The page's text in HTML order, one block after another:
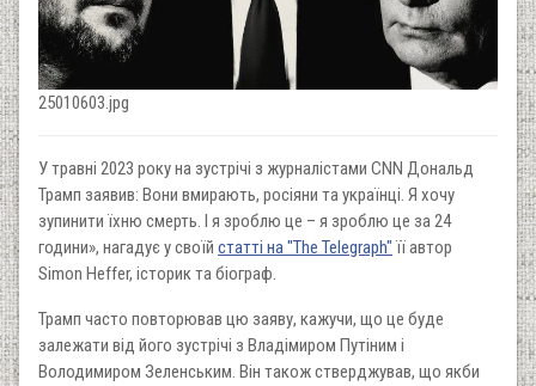
25010603.jpg
У травні 2023 року на зустрічі з журналістами CNN Дональд
Трамп заявив: Вони вмирають, росіяни та українці. Я хочу
зупинити їхню смерть. І я зроблю це – я зроблю це за 24
години», нагадує у своїй статті на "The Telegraph" її автор
Simon Heffer, історик та біограф.
Трамп часто повторював цю заяву, кажучи, що це буде
залежати від його зустрічі з Владімиром Путіним і
Володимиром Зеленським. Він також стверджував, що якби